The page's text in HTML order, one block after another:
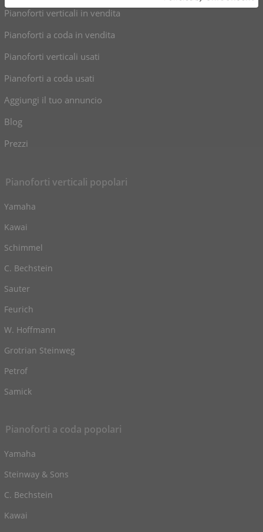
Pianoforti verticali in vendita
Pianoforti a coda in vendita
Pianoforti verticali usati
Pianoforti a coda usati
Aggiungi il tuo annuncio
Blog
Prezzi
Pianoforti verticali popolari
Yamaha
Kawai
Schimmel
C. Bechstein
Sauter
Feurich
W. Hoffmann
Grotrian Steinweg
Petrof
Samick
Pianoforti a coda popolari
Yamaha
Steinway & Sons
C. Bechstein
Kawai